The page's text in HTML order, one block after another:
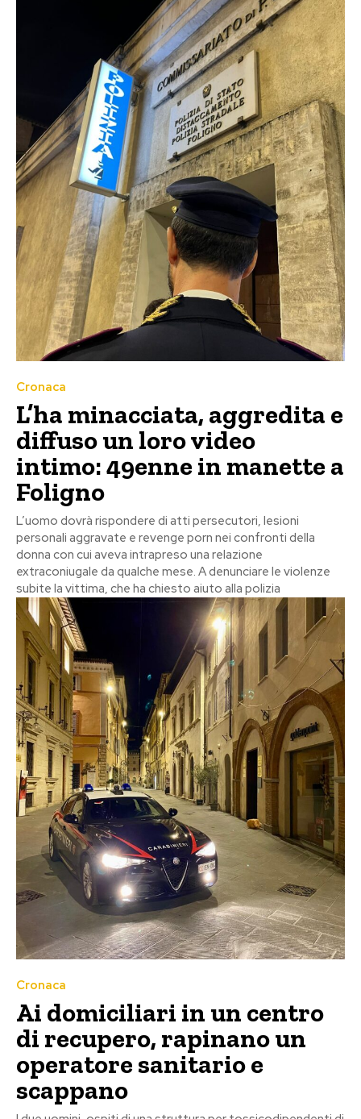
Cronaca
L’ha minacciata, aggredita e
diffuso un loro video
intimo: 49enne in manette a
Foligno
L’uomo dovrà rispondere di atti persecutori, lesioni
personali aggravate e revenge porn nei confronti della
donna con cui aveva intrapreso una relazione
extraconiugale da qualche mese. A denunciare le violenze
subite la vittima, che ha chiesto aiuto alla polizia
Cronaca
Ai domiciliari in un centro
di recupero, rapinano un
operatore sanitario e
scappano